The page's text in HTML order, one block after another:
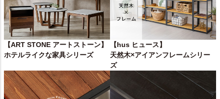
【ART STONE アートストーン】
ホテルライクな家具シリーズ
【hus ヒュース】
天然木×アイアンフレームシリー
ズ